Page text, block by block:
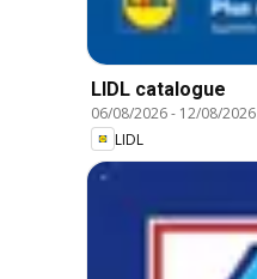
LIDL catalogue
06/08/2026- 12/08/2026
LIDL